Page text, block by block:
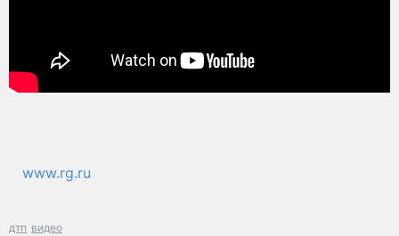
www.rg.ru
дтп видео